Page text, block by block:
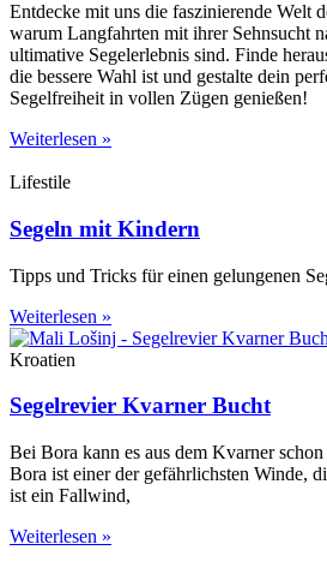
Entdecke mit uns die faszinierende Welt
warum Langfahrten mit ihrer Sehnsucht
ultimative Segelerlebnis sind. Finde
die bessere Wahl ist und gestalte dein
Segelfreiheit in vollen Zügen genießen!
Weiterlesen »
Lifestile
Segeln mit Kindern
Tipps und Tricks für einen gelungenen
Weiterlesen »
Kroatien
Segelrevier Kvarner Bucht
Bei Bora kann es aus dem Kvarner
Bora ist einer der gefährlichsten Winde,
ist ein Fallwind,
Weiterlesen »